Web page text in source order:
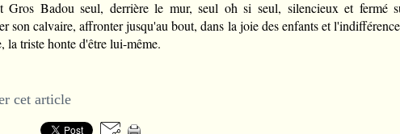
Gros Badou seul, derrière le mur, seul oh si seul, silencieux et fermé
son calvaire, affronter jusqu'au bout, dans la joie des enfants et
la triste honte d'être lui-même.
cet article